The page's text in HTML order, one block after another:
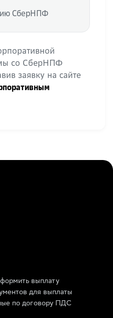
СберНПФ
со СберНПФ
заявку на сайте
выплату
для выплаты
по договору ПДС